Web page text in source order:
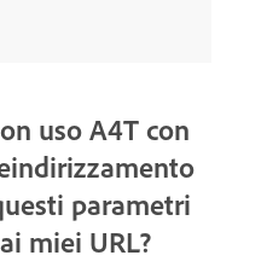
uso A4T con
parametri
miei URL?